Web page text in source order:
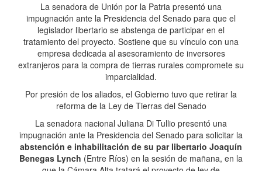
La senadora de Unión por la Patria presentó una
impugnación ante la Presidencia del Senado para que el
legislador libertario se abstenga de participar en el
tratamiento del proyecto. Sostiene que su vínculo con una
empresa dedicada al asesoramiento de inversores
extranjeros para la compra de tierras rurales compromete su
imparcialidad.
Por presión de los aliados, el Gobierno tuvo que retirar la
reforma de la Ley de Tierras del Senado
La senadora nacional Juliana Di Tullio presentó una
impugnación ante la Presidencia del Senado para solicitar la
abstención e inhabilitación de su par libertario Joaquín
Benegas Lynch (Entre Ríos) en la sesión de mañana, en la